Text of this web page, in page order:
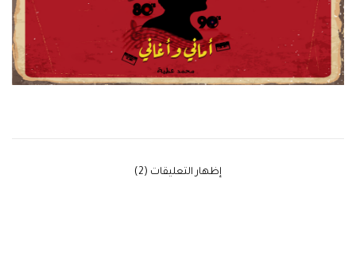
‫إظهار التعليقات (2)